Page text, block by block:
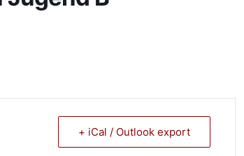
+ iCal / Outlook export